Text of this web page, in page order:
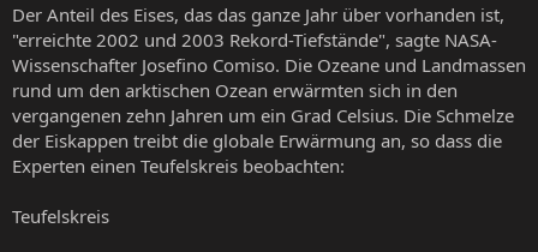
Der Anteil des Eises, das das ganze Jahr über vorhanden ist,
"erreichte 2002 und 2003 Rekord-Tiefstände", sagte NASA-
Wissenschafter Josefino Comiso. Die Ozeane und Landmassen
rund um den arktischen Ozean erwärmten sich in den
vergangenen zehn Jahren um ein Grad Celsius. Die Schmelze
der Eiskappen treibt die globale Erwärmung an, so dass die
Experten einen Teufelskreis beobachten:
Teufelskreis